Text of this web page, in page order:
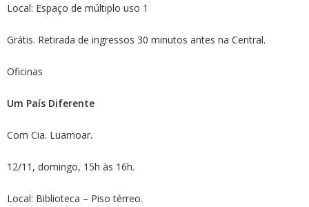
Local: Espaço de múltiplo uso 1
Grátis. Retirada de ingressos 30 minutos antes na Central.
Oficinas
Um País Diferente
Com Cia. Luarnoar.
12/11, domingo, 15h às 16h.
Local: Biblioteca – Piso térreo.